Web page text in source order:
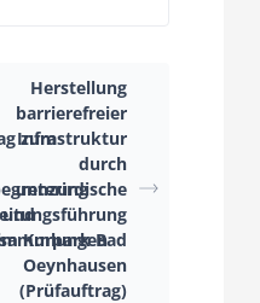
zum
Herstellung
barrierefreier
Infrastruktur
durch
unterirdische
Kurpark Bad
Oeynhausen
(Prüfauftrag)